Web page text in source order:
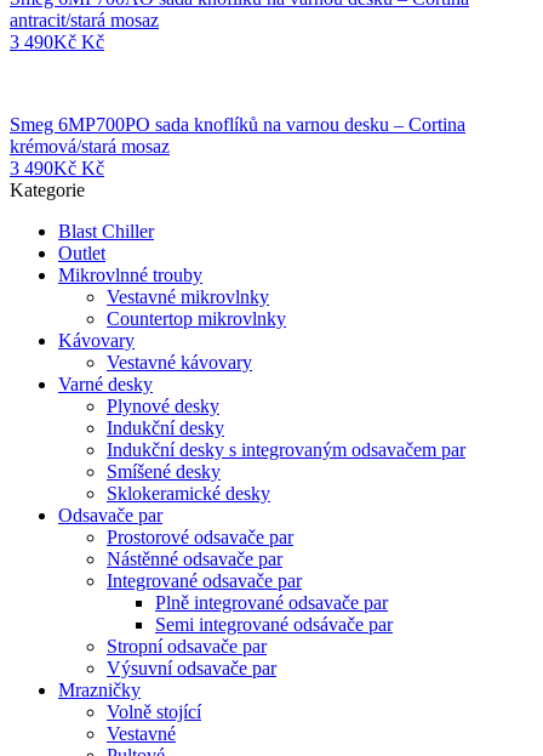
antracit/stará mosaz
3 490Kč Kč
Smeg 6MP700PO sada knoflíků na varnou desku – Cortina
krémová/stará mosaz
3 490Kč Kč
Kategorie
Blast Chiller
Outlet
Mikrovlnné trouby
Vestavné mikrovlnky
Countertop mikrovlnky
Kávovary
Vestavné kávovary
Varné desky
Plynové desky
Indukční desky
Indukční desky s integrovaným odsavačem par
Smíšené desky
Sklokeramické desky
Odsavače par
Prostorové odsavače par
Nástěnné odsavače par
Integrované odsavače par
Plně integrované odsavače par
Semi integrované odsávače par
Stropní odsavače par
Výsuvní odsavače par
Mrazničky
Volně stojící
Vestavné